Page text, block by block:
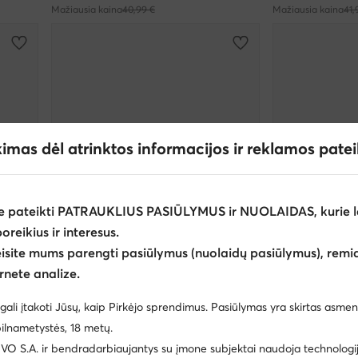
Mažiausia kaina40,99 € Mažiausia kaina
Palanki kaina
s.Oliver
Basutės · Juoda
Dabartinė kaina
38,99€
s.Oliver
Dabartinė kaina
37,99€
dėl atrinktos informacijos ir reklamos
pateikti PATRAUKLIUS PASIŪLYMUS ir NUOLAIDAS, kurie
ir interesus.
mums parengti pasiūlymus (nuolaidų pasiūlymus),
analize.
įtakoti Jūsų, kaip Pirkėjo sprendimus. Pasiūlymas yra skirtas
18 metų.
S.A. ir bendradarbiaujantys su įmone subjektai naudoja